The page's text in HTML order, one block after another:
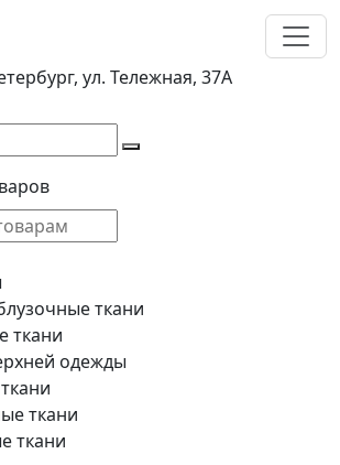
ул. Тележная, 37А
ткани
ткани
одежды
ткани
ткани